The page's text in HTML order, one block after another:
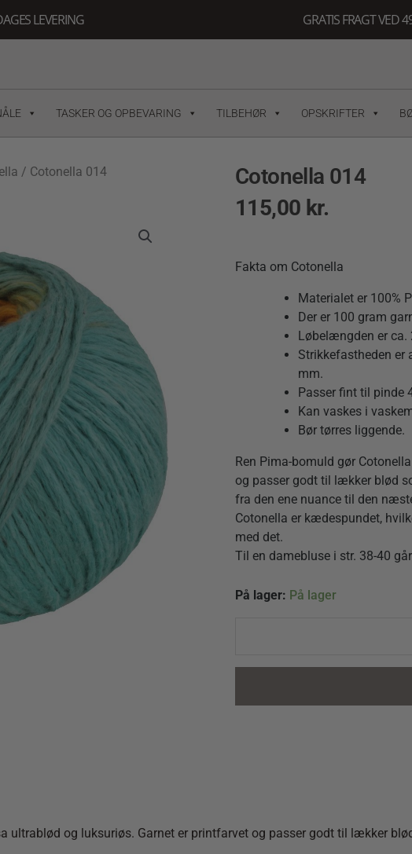
LEVERING GRATIS FRAGT VED
TASKER OG OPBEVARING TILBEHØR OPSKRIFTER
/ Cotonella 014
Cotonella 014
115,00 kr.
Fakta om Cotonella
Materialet er 100%
Der er 100 gram
Løbelængden er ca.
Strikkefastheden er
mm.
Passer fint til pinde
Kan vaskes i
Bør tørres liggende.
Ren Pima-bomuld gør
og passer godt til lækker blød
fra den ene nuance til den
Cotonella er kædespundet,
med det.
Til en damebluse i str. 38-40
På lager: På lager
Cotonella
ultrablød og luksuriøs. Garnet er printfarvet og passer godt til lækker